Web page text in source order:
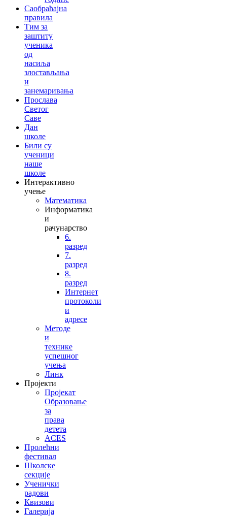
Саобраћајна
правила
Тим за
заштиту
ученика
од
насиља
злостављања
и
занемаривања
Прослава
Светог
Саве
Дан
школе
Били су
ученици
наше
школе
Интерактивно
учење
Математика
Информатика
и
рачунарство
6.
разред
7.
разред
8.
разред
Интернет
протоколи
и
адресе
Методе
и
технике
успешног
учења
Линк
Пројекти
Пројекат
Образовање
за
права
детета
ACES
Пролећни
фестивал
Школске
секције
Ученички
радови
Квизови
Галерија